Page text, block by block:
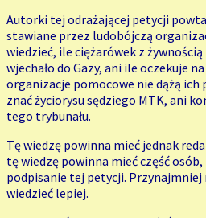
Autorki tej odrażającej petycji
stawiane przez ludobójczą
wiedzieć, ile ciężarówek z
wjechało do Gazy, ani ile oczekuje
organizacje pomocowe nie dążą ich
znać życiorysu sędziego MTK, ani
tego trybunału.
Tę wiedzę powinna mieć jednak
tę wiedzę powinna mieć część osób,
podpisanie tej petycji.
wiedzieć lepiej.